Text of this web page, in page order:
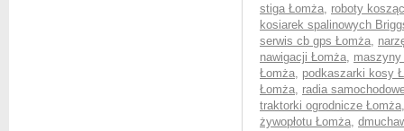
stiga Łomża, roboty
kosiarek spalinowych
serwis cb gps Łomża,
nawigacji Łomża, maszyny
Łomża, podkaszarki kosy
Łomża, radia
traktorki ogrodnicze Łomża
żywopłotu Łomża,